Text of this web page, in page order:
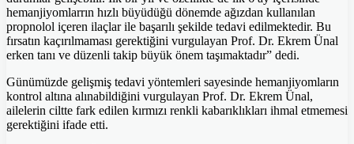
hemanjiyomlarrın hızlı büyüdüğü dönemde ağızdan kullanılan
propnolol içeren ilaçlar ile başarılı şekilde tedavi edilmektedir. Bu
fırsatın kaçırılmaması gerektiğini vurgulayan Prof. Dr. Ekrem Ünal
erken tanı ve düzenli takip büyük önem taşımaktadır” dedi.
Günümüzde gelişmiş tedavi yöntemleri sayesinde hemanjiyomların
kontrol altına alınabildiğini vurgulayan Prof. Dr. Ekrem Ünal,
ailelerin ciltte fark edilen kırmızı renkli kabarıklıkları ihmal etmemesi
gerektiğini ifade etti.